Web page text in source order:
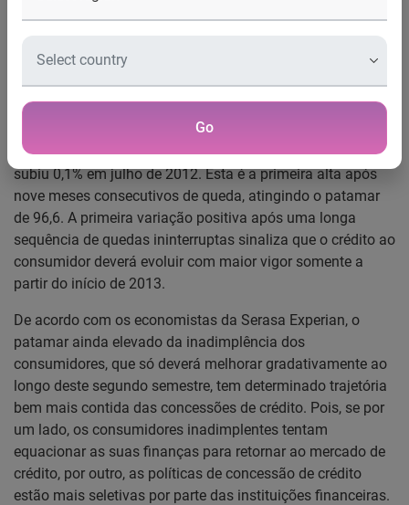
Go
aguardando reativação da economia
O Indicador Serasa Experian de Perspectiva do Crédito ao
Consumidor, que, por sua metodologia de construção,
possui a propriedade de antever os movimentos cíclicos da
concessão de crédito com seis meses de antecedência,
subiu 0,1% em julho de 2012. Esta é a primeira alta após
nove meses consecutivos de queda, atingindo o patamar
de 96,6. A primeira variação positiva após uma longa
sequência de quedas ininterruptas sinaliza que o crédito ao
consumidor deverá evoluir com maior vigor somente a
partir do início de 2013.
De acordo com os economistas da Serasa Experian, o
patamar ainda elevado da inadimplência dos
consumidores, que só deverá melhorar gradativamente ao
longo deste segundo semestre, tem determinado trajetória
bem mais contida das concessões de crédito. Pois, se por
um lado, os consumidores inadimplentes tentam
equacionar as suas finanças para retornar ao mercado de
crédito, por outro, as políticas de concessão de crédito
estão mais seletivas por parte das instituições financeiras.